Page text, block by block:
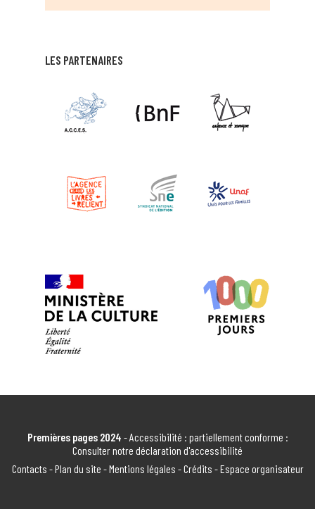
LES PARTENAIRES
Premières pages 2024 - Accessibilité : partiellement conforme :
Consulter notre déclaration d'accessibilité
Contacts -Plan du site -Mentions légales -Crédits -Espace organisateur